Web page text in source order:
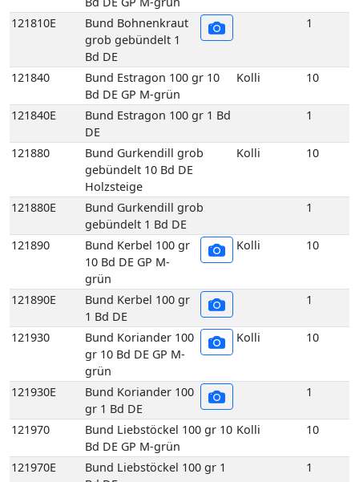
121840E
Bund Estragon 100 gr 1 Bd
DE
1
Bund Gurkendill grob
gebündelt 10 Bd DE
Holzsteige
121880E
Bund Gurkendill grob
gebündelt 1 Bd DE
1
Bund Kerbel 100 gr
10 Bd DE GP M-
grün
121890E
Bund Kerbel 100 gr
1 Bd DE
1
Bund Koriander 100
gr 10 Bd DE GP M-
grün
121930E
Bund Koriander 100
gr 1 Bd DE
1
Bund Liebstöckel 100 gr 10
Bd DE GP M-grün
Bund Liebstöckel 100 gr 1
Bd DE
122010
Bund Majoran 100
gr 10 Bd DE GP M-
grün
10
122010E
Bund Majoran 100
gr 1 Bd DE
1